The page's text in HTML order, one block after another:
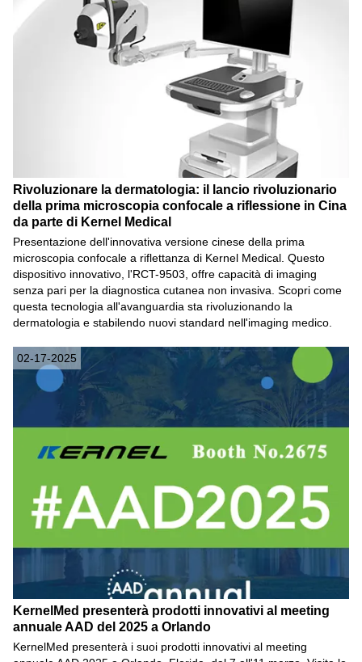
Rivoluzionare la dermatologia: il lancio rivoluzionario
della prima microscopia confocale a riflessione in Cina
da parte di Kernel Medical
Presentazione dell'innovativa versione cinese della prima
microscopia confocale a riflettanza di Kernel Medical. Questo
dispositivo innovativo, l'RCT-9503, offre capacità di imaging
senza pari per la diagnostica cutanea non invasiva. Scopri come
questa tecnologia all'avanguardia sta rivoluzionando la
dermatologia e stabilendo nuovi standard nell'imaging medico.
02-17-2025
KernelMed presenterà prodotti innovativi al meeting
annuale AAD del 2025 a Orlando
KernelMed presenterà i suoi prodotti innovativi al meeting